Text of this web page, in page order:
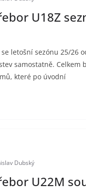
U18Z
se letošní sezónu 25/26
samostatně. Celkem
které po úvodní
Dubský
U22M